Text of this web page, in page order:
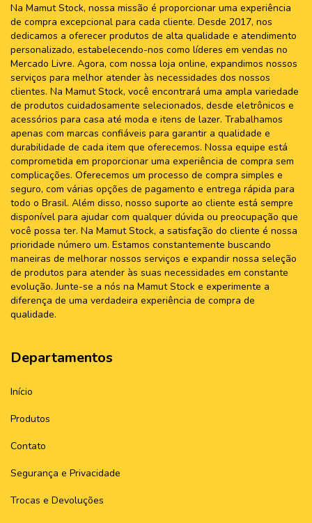
Na Mamut Stock, nossa missão é proporcionar uma experiência
de compra excepcional para cada cliente. Desde 2017, nos
dedicamos a oferecer produtos de alta qualidade e atendimento
personalizado, estabelecendo-nos como líderes em vendas no
Mercado Livre. Agora, com nossa loja online, expandimos nossos
serviços para melhor atender às necessidades dos nossos
clientes. Na Mamut Stock, você encontrará uma ampla variedade
de produtos cuidadosamente selecionados, desde eletrônicos e
acessórios para casa até moda e itens de lazer. Trabalhamos
apenas com marcas confiáveis para garantir a qualidade e
durabilidade de cada item que oferecemos. Nossa equipe está
comprometida em proporcionar uma experiência de compra sem
complicações. Oferecemos um processo de compra simples e
seguro, com várias opções de pagamento e entrega rápida para
todo o Brasil. Além disso, nosso suporte ao cliente está sempre
disponível para ajudar com qualquer dúvida ou preocupação que
você possa ter. Na Mamut Stock, a satisfação do cliente é nossa
prioridade número um. Estamos constantemente buscando
maneiras de melhorar nossos serviços e expandir nossa seleção
de produtos para atender às suas necessidades em constante
evolução. Junte-se a nós na Mamut Stock e experimente a
diferença de uma verdadeira experiência de compra de
qualidade.
Departamentos
Início
Produtos
Contato
Segurança e Privacidade
Trocas e Devoluções